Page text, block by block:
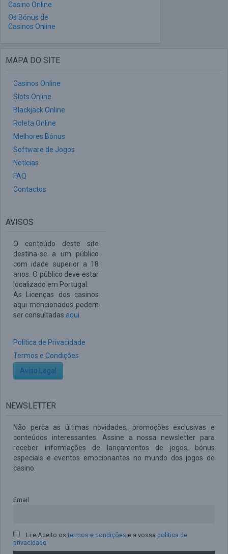
Casino Online
Os Bónus de
Casinos Online
MAPA DO SITE
Casinos Online
Slots Online
Blackjack Online
Roleta Online
Melhores Bónus
Software de Jogos
Notícias
FAQ
Contactos
AVISOS
O conteúdo deste site
destina-se a um público
com idade superior a 18
anos. O público deve estar
localizado em Portugal.
As Licenças dos casinos
aqui mencionados podem
ser consultadas aqui
Política de Privacidade
Termos e Condições
Aviso Legal
NEWSLETTER
Não perca as últimas novidades, promoções exclusivas e
conteúdos interessantes. Assine a nossa newsletter para
receber informações de lançamentos de jogos, bónus
especiais e eventos emocionantes no mundo dos jogos de
casino.
Email
Li e Aceito ostermos e condições e a vossa politica de
privacidade